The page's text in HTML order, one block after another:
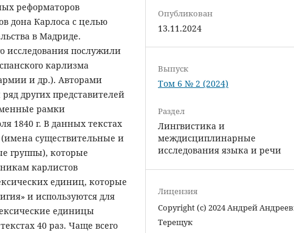
реформаторов
дона Карлоса с целью
в Мадриде.
исследования послужили
карлизма
и др.). Авторами
других представителей
рамки
1840 г. В данных текстах
существительные и
группы), которые
карлистов
единиц, которые
и используются для
единицы
40 раз. Чаще всего
Опубликован
13.11.2024
Выпуск
Том 6 № 2 (2024)
Раздел
Лингвистика и
междисциплинарные
исследования языка и речи
Лицензия
Copyright (c) 2024 Андрей
Терещук